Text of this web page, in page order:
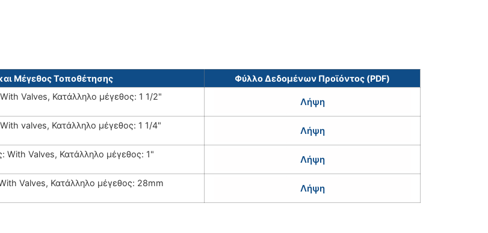
Μέγεθος Τοποθέτησης
Φύλλο Δεδομένων Προϊόντος (PDF)
Valves, Κατάλληλο μέγεθος: 1 1/2" Λήψη
valves, Κατάλληλο μέγεθος: 1 1/4" Λήψη
With Valves, Κατάλληλο μέγεθος: 1" Λήψη
Valves, Κατάλληλο μέγεθος: 28mm Λήψη